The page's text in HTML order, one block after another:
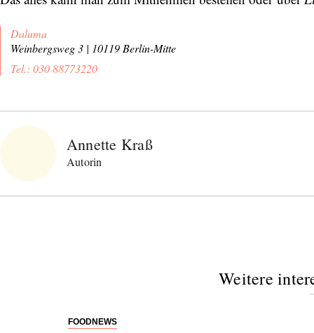
Daluma
Weinbergsweg 3 | 10119 Berlin-Mitte
Tel.: 030 88773220
Annette Kraß
Autorin
Weitere
FOODNEWS
Entdecken Sie jede Woche neue schöne
Orte, handverlesene Geheimtipps und
Einwilligung den Newsletter mit Informationen zu